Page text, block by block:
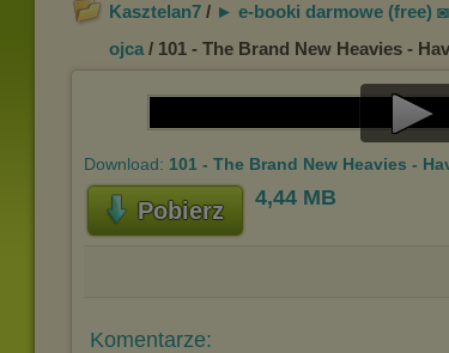
Kasztelan7 / ► e-booki darmowe (free)
ojca / 101 - The Brand New Heavies -
Download: 101 - The Brand New Heavies -
Pobierz 4,44 MB
Komentarze: